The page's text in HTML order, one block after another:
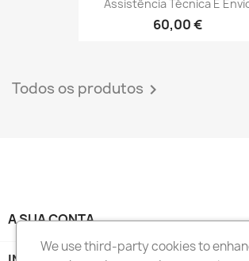
Assistência Técnica E
60,00 €
Todos os produtos 
A SUA CONTA
We use third-party cookies to